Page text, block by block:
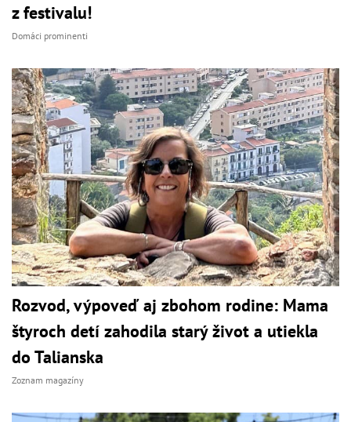
z festivalu!
Domáci prominenti
Rozvod, výpoveď aj zbohom rodine: Mama
štyroch detí zahodila starý život a utiekla
do Talianska
Zoznam magazíny